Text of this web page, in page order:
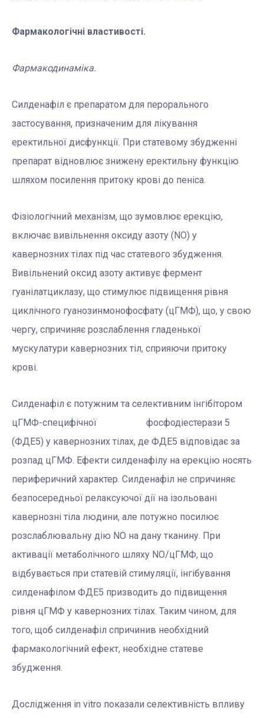
Фармакологічні властивості.
Фармакодинаміка.
Силденафіл є препаратом для перорального
застосування, призначеним для лікування
еректильної дисфункції. При статевому збудженні
препарат відновлює знижену еректильну функцію
шляхом посилення притоку крові до пеніса.
Фізіологічний механізм, що зумовлює ерекцію,
включає вивільнення оксиду азоту (NO) у
кавернозних тілах під час статевого збудження.
Вивільнений оксид азоту активує фермент
гуанілатциклазу, що стимулює підвищення рівня
циклічного гуанозинмонофосфату (цГМФ), що, у свою
чергу, спричиняє розслаблення гладенької
мускулатури кавернозних тіл, сприяючи притоку
крові.
Силденафіл є потужним та селективним інгібітором
цГМФ-специфічної фосфодіестерази 5
(ФДЕ5) у кавернозних тілах, де ФДЕ5 відповідає за
розпад цГМФ. Ефекти силденафілу на ерекцію носять
периферичний характер. Силденафіл не спричиняє
безпосередньої релаксуючої дії на ізольовані
кавернозні тіла людини, але потужно посилює
розслаблювальну дію NO на дану тканину. При
активації метаболічного шляху NO/цГМФ, що
відбувається при статевій стимуляції, інгібування
силденафілом ФДЕ5 призводить до підвищення
рівня цГМФ у кавернозних тілах. Таким чином, для
того, щоб силденафіл спричинив необхідний
фармакологічний ефект, необхідне статеве
збудження.
Дослідження in vitro показали селективність впливу